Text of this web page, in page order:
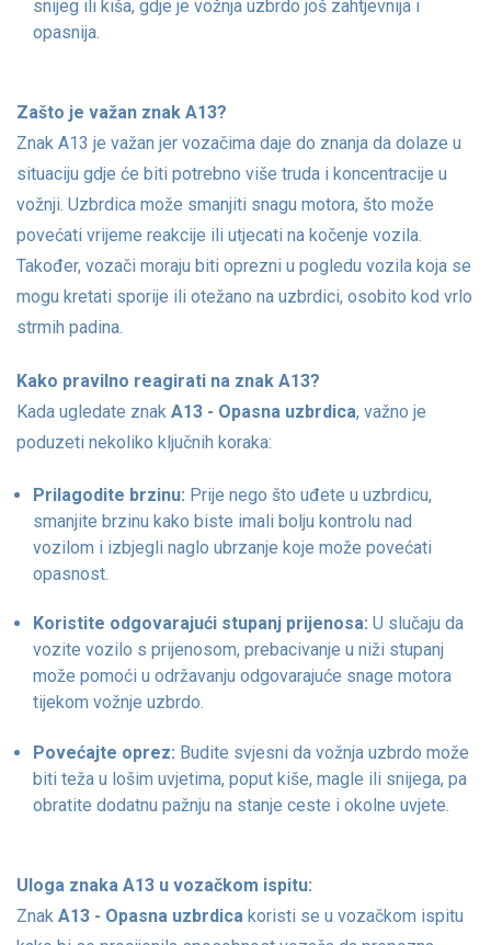
snijeg ili kiša, gdje je vožnja uzbrdo još zahtjevnija i
opasnija.
Zašto je važan znak A13?
Znak A13 je važan jer vozačima daje do znanja da dolaze u
situaciju gdje će biti potrebno više truda i koncentracije u
vožnji. Uzbrdica može smanjiti snagu motora, što može
povećati vrijeme reakcije ili utjecati na kočenje vozila.
Također, vozači moraju biti oprezni u pogledu vozila koja se
mogu kretati sporije ili otežano na uzbrdici, osobito kod vrlo
strmih padina.
Kako pravilno reagirati na znak A13?
Kada ugledate znak A13 - Opasna uzbrdica, važno je
poduzeti nekoliko ključnih koraka:
Prilagodite brzinu: Prije nego što uđete u uzbrdicu,
smanjite brzinu kako biste imali bolju kontrolu nad
vozilom i izbjegli naglo ubrzanje koje može povećati
opasnost.
Koristite odgovarajući stupanj prijenosa: U slučaju da
vozite vozilo s prijenosom, prebacivanje u niži stupanj
može pomoći u održavanju odgovarajuće snage motora
tijekom vožnje uzbrdo.
Povećajte oprez: Budite svjesni da vožnja uzbrdo može
biti teža u lošim uvjetima, poput kiše, magle ili snijega, pa
obratite dodatnu pažnju na stanje ceste i okolne uvjete.
Uloga znaka A13 u vozačkom ispitu:
Znak A13 - Opasna uzbrdica koristi se u vozačkom ispitu